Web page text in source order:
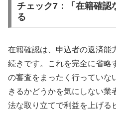
チェック7：「在籍確認
る
在籍確認は、申込者の返済能
続きです。これを完全に省略
の審査をまったく行っていな
きるかどうかを気にしない業
法な取り立てで利益を上げる